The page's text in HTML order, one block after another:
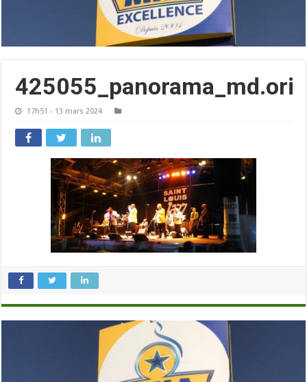
425055_panorama_md.ori
17h51 - 13 mars 2024